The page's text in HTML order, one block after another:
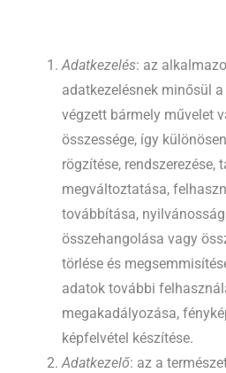
Adatkezelés: az
adatkezelésnek minősül
végzett bármely művelet
összessége, így
rögzítése, rendszerezése,
megváltoztatása,
továbbítása,
összehangolása vagy
törlése és
adatok további
megakadályozása,
képfelvétel készítése.
Adatkezelő: az a